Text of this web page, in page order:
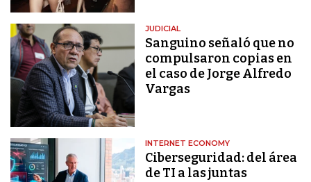
JUDICIAL
Sanguino señaló que no
compulsaron copias en
el caso de Jorge Alfredo
Vargas
INTERNET ECONOMY
Ciberseguridad: del área
de TI a las juntas